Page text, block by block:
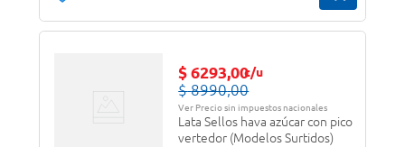
$ 6293,00c/u
$ 8990,00
Ver Precio sin impuestos nacionales
Lata Sellos hava azúcar con pico
vertedor (Modelos Surtidos)